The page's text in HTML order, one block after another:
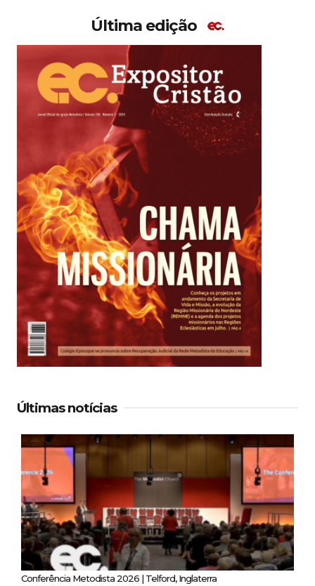
Última edição
Últimas notícias
Conferência Metodista 2026 | Telford, Inglaterra